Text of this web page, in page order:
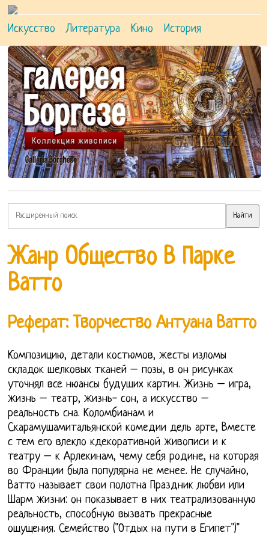
Искусство Литература Кино История
Жанр Общество В Парке
Ватто
Реферат: Творчество Антуана Ватто
Композицию, детали костюмов, жесты изломы
складок шелковых тканей – позы, в он рисунках
уточнял все нюансы будущих картин. Жизнь – игра,
жизнь – театр, жизнь- сон, а искусство –
реальность сна. Коломбианам и
Скарамушамитальянской комедии дель арте, Вместе
с тем его влекло кдекоративной живописи и к
театру – к Арлекинам, чему себя родине, на которая
во Франции была популярна не менее. Не случайно,
Ватто называет свои полотна Праздник любви или
Шарм жизни: он показывает в них театрализованную
реальность, способную вызвать прекрасные
ощущения. Семейство ("Отдых на пути в Египет")"